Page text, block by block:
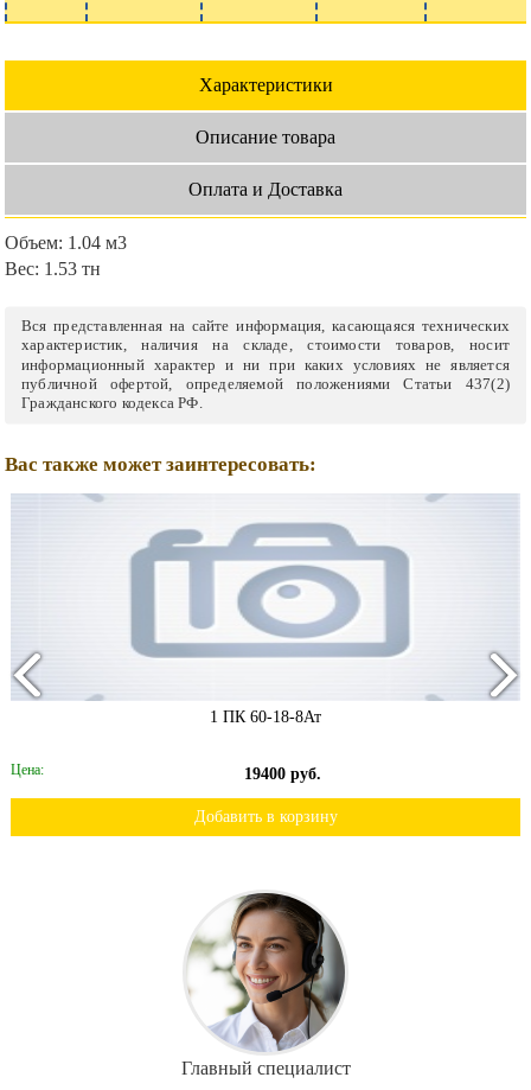
Характеристики
Описание товара
Оплата и Доставка
Объем: 1.04 м3
Вес: 1.53 тн
Вся представленная на сайте информация, касающаяся технических
характеристик, наличия на складе, стоимости товаров, носит
информационный характер и ни при каких условиях не является
публичной офертой, определяемой положениями Статьи 437(2)
Гражданского кодекса РФ.
Вас также может заинтересовать:
1 ПК 60-18-8Ат
Цена: 19400 руб.
Добавить в корзину
Главный специалист